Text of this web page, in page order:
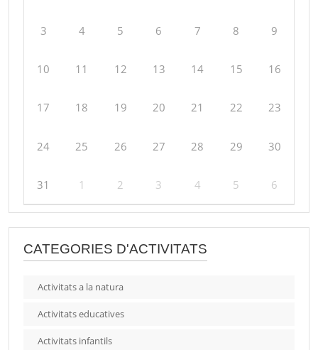
3 4 5 6 7 8 9
10 11 12 13 14 15 16
17 18 19 20 21 22 23
24 25 26 27 28 29 30
31 1 2 3 4 5 6
CATEGORIES D'ACTIVITATS
Activitats a la natura
Activitats educatives
Activitats infantils